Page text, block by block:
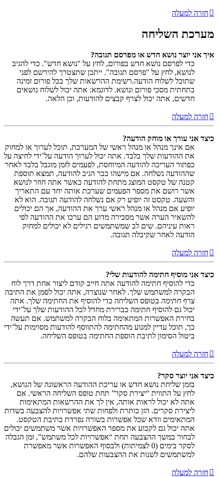
חזרה למעלה
מערכת השליחה
איך אני יוצר נושא חדש או מפרסם תגובה?
כדי לפרסם נושא חדש בפורום, לחץ על "נושא חדש". כדי להגיב
לנושא, לחץ על "פרסם תגובה". ייתכן שתצטרך להירשם לפני
שתוכל לשלוח הודעה.רשימת ההרשאות שלך בכל פורום זמינה
בתחתית מסכי פורום ונושא. לדוגמא: אתה יכול לשלוח נושאים
חדשים, אתה יכול לצרף קבצים להודעות, וכן הלאה.
חזרה למעלה
כיצד אני עורך או מוחק הודעה?
אם אינך מנהל או מנהל ראשי של המערכת, תוכל לערוך או למחוק
את ההודעות שלך בלבד. אתה יכול לערוך הודעה על־ידי לחיצה על
כפתור העריכה להודעה המיוחסת, לפעמים לזמן מוגבל בלבד לאחר
שההודעה נשלחה. אם מישהו כבר הגיב להודעה, תמצא תוספת
קטנה של טקסט המוצג מתחת להודעה כאשר אתה חוזר לנושא
אשר רושם את מספר הפעמים שערכת אותה יחד עם התאריך
והשעה. טקסט זה יופיע רק אם נשלחה להודעה תגובה. הוא לא
יופיע אם מנהל או מנהל ראשי ערך את ההודעה, אך הם יכולים
להשאיר הערה אשר מסבירה מדוע הם ערכו את ההודעה לפי
ראות עיניהם. שים לב שמשתמשים רגילים לא יכולים למחוק
הודעה לאחר שקיבלה תגובה.
חזרה למעלה
כיצד אני מוסיף חתימה להודעות שלי?
כדי להוסיף חתימה להודעה אתה חייב קודם ליצור אחת דרך לוח
הבקרה למשתמש שלך. לאחר שנוצרה, אתה יכול לסמן את התיבה
צרף חתימה בטופס השליחה כדי להוסיף את החתימה שלך. אתה
יכול גם להוסיף חתימה כברירת מחדל לכל ההודעות שלך על־ידי
בחירת האפשרות המתאימה בלוח הבקרה למשתמש. אם תעשה
כך, תוכל עדיין למנוע מהחתימה להתווסף להודעות מסוימות על־ידי
ביטול הסימון לתיבת הוספת החתימה בטופס השליחה.
חזרה למעלה
כיצד אני יוצר סקר?
בזמן שליחת נושא חדש או עריכת ההודעה הראשונה של הנושא,
לחץ על התווית “יצירת סקר” תחת טופס השליחה הראשי. אם
אתה לא יכול לראות אותה, אין לך את ההרשאות המתאימות
ליצירת סקרים. הזן כותרת ולפחות שתי אפשרויות להצבעה בשדות
המתאימים וודא שכל אפשרות בשורה נפרדת בתיבת הטקסט.
אתה יכול גם לקבוע את מספר האפשרויות אשר משתמשים יכולים
לבחור במשך ההצבעה תחת “אפשרויות לכל משתמש”, זמן הגבלה
לסקר בימים (0 לצמיתות) ולבסוף האפשרות אשר מאפשרת
למשתמשים לשנות את ההצבעות שלהם.
חזרה למעלה